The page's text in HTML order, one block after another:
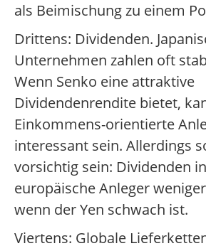
als Beimischung zu einem
Drittens: Dividenden.
Unternehmen zahlen oft
Wenn Senko eine attraktive
Dividendenrendite bietet,
Einkommens-orientierte
interessant sein. Allerdings
vorsichtig sein: Dividenden
europäische Anleger
wenn der Yen schwach ist.
Viertens: Globale